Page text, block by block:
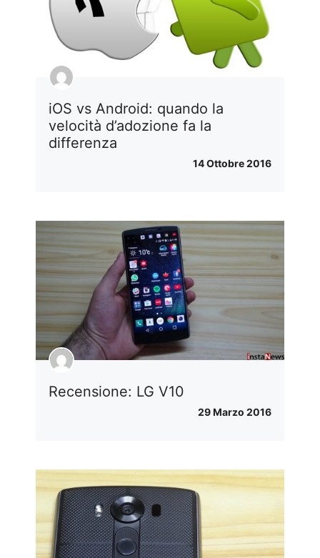
iOS vs Android: quando la
velocità d’adozione fa la
differenza
14 Ottobre 2016
Recensione: LG V10
29 Marzo 2016